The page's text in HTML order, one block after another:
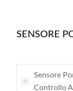
SENSORE
Sensore
Controllo